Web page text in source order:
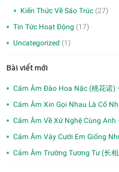
Kiến Thức Về Sáo Trúc (27)
Tin Tức Hoạt Động (17)
Uncategorized (1)
Bài viết mới
Cảm Âm Đào Hoa Nặc (桃花诺)
Cảm Âm Xin Gọi Nhau Là Cố
Cảm Âm Về Xứ Nghệ Cùng
Cảm Âm Váy Cưới Em Giống
Cảm Âm Trường Tương Tư (长